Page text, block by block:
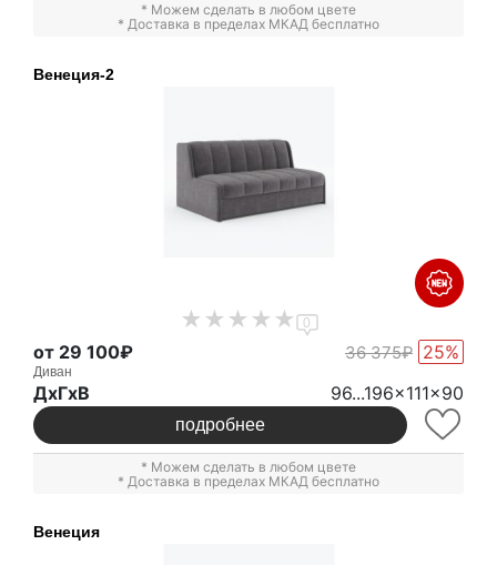
* Можем сделать в любом цвете
* Доставка в пределах МКАД бесплатно
Венеция-2
0
от 29 100₽ 36 375₽ 25%
Диван
ДxГxВ 96...196x111x90
подробнее
* Можем сделать в любом цвете
* Доставка в пределах МКАД бесплатно
Венеция